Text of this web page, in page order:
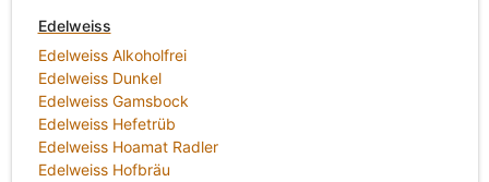
Edelweiss
Edelweiss Alkoholfrei
Edelweiss Dunkel
Edelweiss Gamsbock
Edelweiss Hefetrüb
Edelweiss Hoamat Radler
Edelweiss Hofbräu